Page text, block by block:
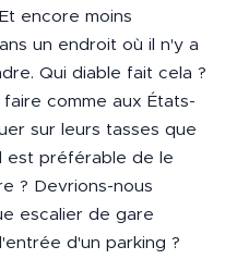
encore moins
un endroit où il n'y a
Qui diable fait cela ?
comme aux États-
sur leurs tasses que
est préférable de le
? Devrions-nous
escalier de gare
d'un parking ?